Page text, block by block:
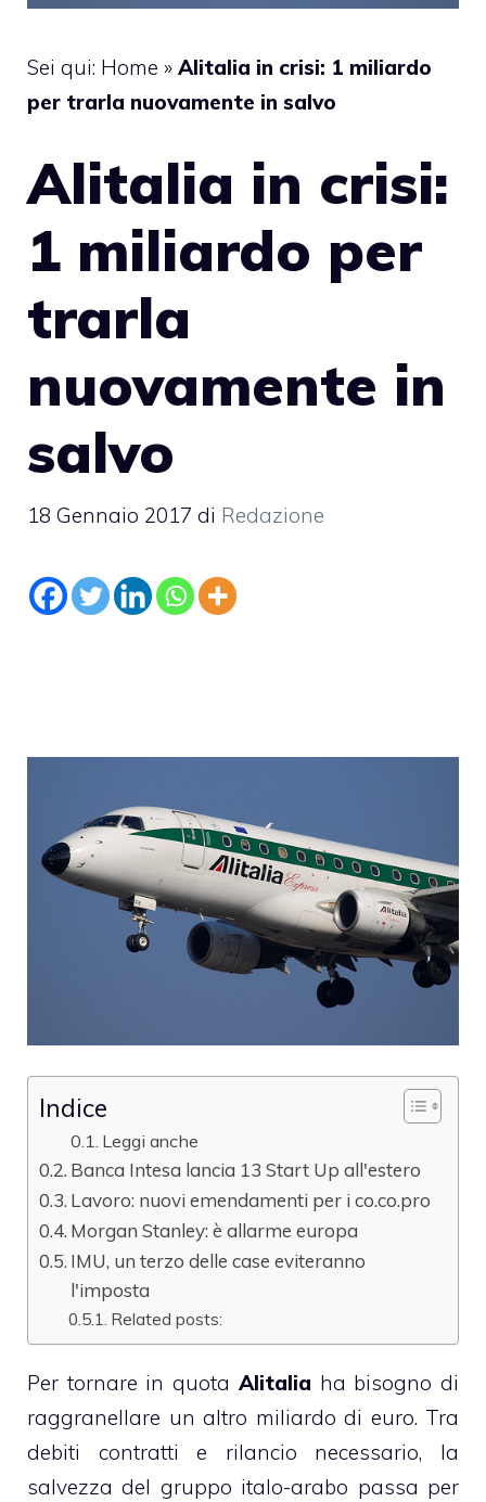
Sei qui: Home » Alitalia in crisi: 1 miliardo
per trarla nuovamente in salvo
Alitalia in crisi:
1 miliardo per
trarla
nuovamente in
salvo
18 Gennaio 2017 di Redazione
Indice
Leggi anche
Banca Intesa lancia 13 Start Up all'estero
Lavoro: nuovi emendamenti per i co.co.pro
Morgan Stanley: è allarme europa
IMU, un terzo delle case eviteranno
l'imposta
Related posts:
Per tornare in quota Alitalia ha bisogno di
raggranellare un altro miliardo di euro. Tra
debiti contratti e rilancio necessario, la
salvezza del gruppo italo-arabo passa per